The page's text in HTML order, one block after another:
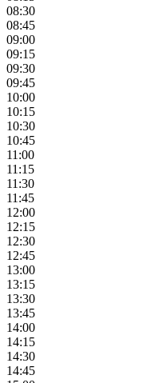
08:30
08:45
09:00
09:15
09:30
09:45
10:00
10:15
10:30
10:45
11:00
11:15
11:30
11:45
12:00
12:15
12:30
12:45
13:00
13:15
13:30
13:45
14:00
14:15
14:30
14:45